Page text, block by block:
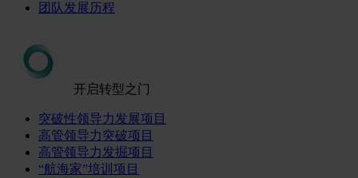
团队发展历程
开启转型之门
突破性领导力发展项目
高管领导力突破项目
高管领导力发掘项目
“航海家”培训项目